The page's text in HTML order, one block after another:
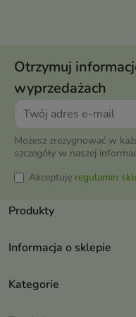
Otrzymuj
wyprzedażach
Możesz zrezygnować w
szczegóły w naszej
Akceptuję regulamin
Produkty
Informacja o sklepie
Kategorie